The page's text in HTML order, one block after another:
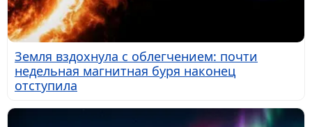
Земля вздохнула с облегчением: почти
недельная магнитная буря наконец
отступила